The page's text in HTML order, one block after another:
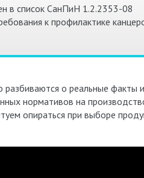
в список СанПиН 1.2.2353-08
к профилактике
разбиваются о реальные факты
нормативов на
опираться при выборе